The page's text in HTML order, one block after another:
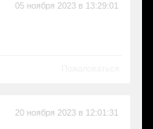
05 ноября 2023 в 13:29:01
20 ноября 2023 в 12:01:31